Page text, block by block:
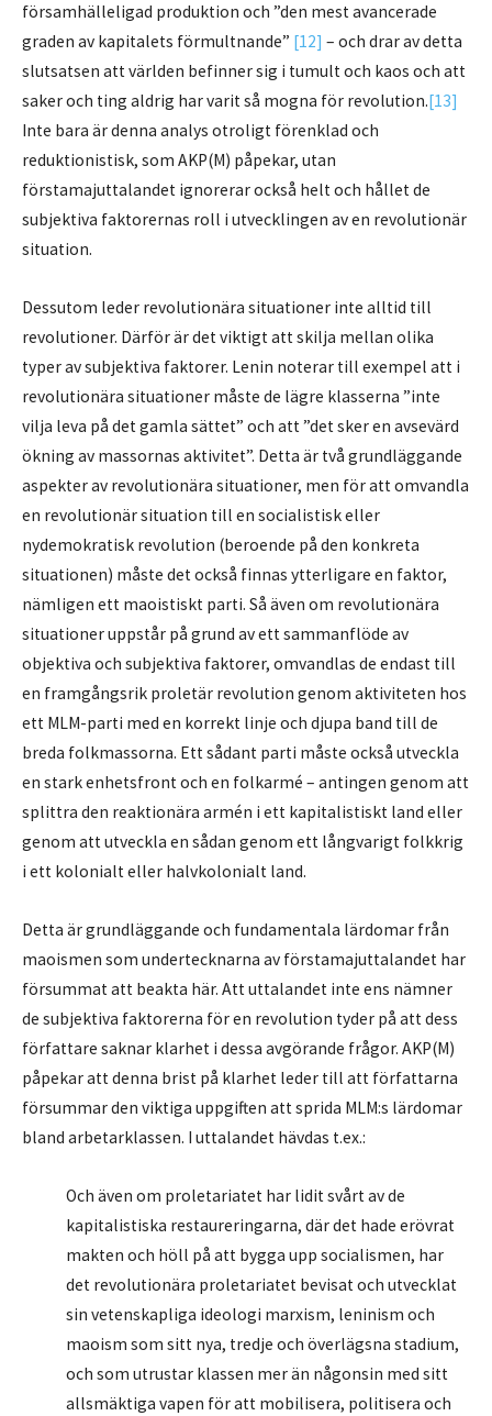
församhälleligad produktion och ”den mest avancerade
graden av kapitalets förmultnande” [12] – och drar av detta
slutsatsen att världen befinner sig i tumult och kaos och att
saker och ting aldrig har varit så mogna för revolution.[13]
Inte bara är denna analys otroligt förenklad och
reduktionistisk, som AKP(M) påpekar, utan
förstamajuttalandet ignorerar också helt och hållet de
subjektiva faktorernas roll i utvecklingen av en revolutionär
situation.
Dessutom leder revolutionära situationer inte alltid till
revolutioner. Därför är det viktigt att skilja mellan olika
typer av subjektiva faktorer. Lenin noterar till exempel att i
revolutionära situationer måste de lägre klasserna ”inte
vilja leva på det gamla sättet” och att ”det sker en avsevärd
ökning av massornas aktivitet”. Detta är två grundläggande
aspekter av revolutionära situationer, men för att omvandla
en revolutionär situation till en socialistisk eller
nydemokratisk revolution (beroende på den konkreta
situationen) måste det också finnas ytterligare en faktor,
nämligen ett maoistiskt parti. Så även om revolutionära
situationer uppstår på grund av ett sammanflöde av
objektiva och subjektiva faktorer, omvandlas de endast till
en framgångsrik proletär revolution genom aktiviteten hos
ett MLM-parti med en korrekt linje och djupa band till de
breda folkmassorna. Ett sådant parti måste också utveckla
en stark enhetsfront och en folkarmé – antingen genom att
splittra den reaktionära armén i ett kapitalistiskt land eller
genom att utveckla en sådan genom ett långvarigt folkkrig
i ett kolonialt eller halvkolonialt land.
Detta är grundläggande och fundamentala lärdomar från
maoismen som undertecknarna av förstamajuttalandet har
försummat att beakta här. Att uttalandet inte ens nämner
de subjektiva faktorerna för en revolution tyder på att dess
författare saknar klarhet i dessa avgörande frågor. AKP(M)
påpekar att denna brist på klarhet leder till att författarna
försummar den viktiga uppgiften att sprida MLM:s lärdomar
bland arbetarklassen. I uttalandet hävdas t.ex.:
Och även om proletariatet har lidit svårt av de
kapitalistiska restaureringarna, där det hade erövrat
makten och höll på att bygga upp socialismen, har
det revolutionära proletariatet bevisat och utvecklat
sin vetenskapliga ideologi marxism, leninism och
maoism som sitt nya, tredje och överlägsna stadium,
och som utrustar klassen mer än någonsin med sitt
allsmäktiga vapen för att mobilisera, politisera och